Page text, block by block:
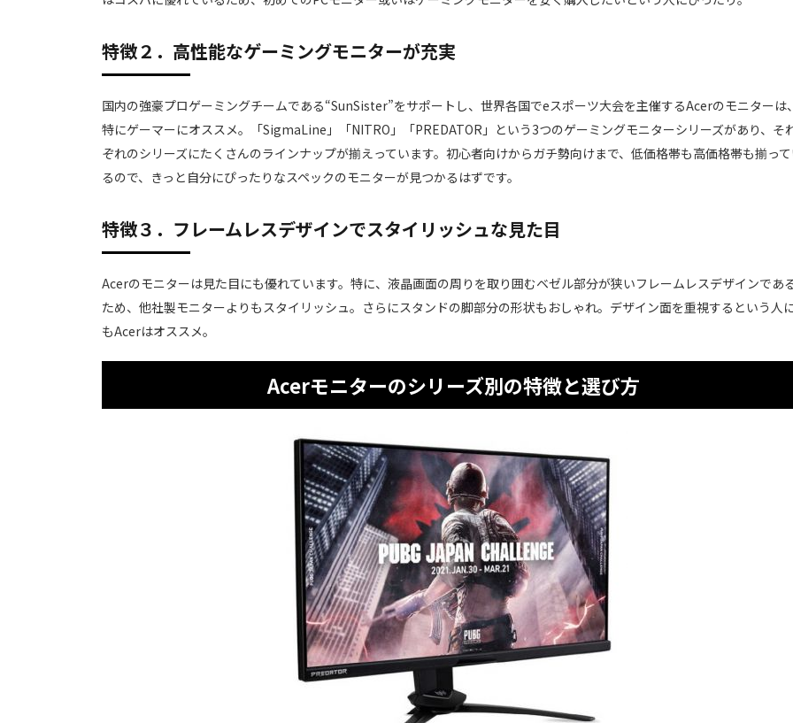
特徴２．高性能なゲーミングモニターが充実
国内の強豪プロゲーミングチームである“SunSister”をサポートし、世界各国でeスポーツ大会を主催するAcerのモニターは、
特にゲーマーにオススメ。「SigmaLine」「NITRO」「PREDATOR」という3つのゲーミングモニターシリーズがあり、そ
ぞれのシリーズにたくさんのラインナップが揃えっています。初心者向けからガチ勢向けまで、低価格帯も高価格帯も揃っ
るので、きっと自分にぴったりなスペックのモニターが見つかるはずです。
特徴３．フレームレスデザインでスタイリッシュな見た目
Acerのモニターは見た目にも優れています。特に、液晶画面の周りを取り囲むベゼル部分が狭いフレームレスデザインであ
ため、他社製モニターよりもスタイリッシュ。さらにスタンドの脚部分の形状もおしゃれ。デザイン面を重視するという人
もAcerはオススメ。
Acerモニターのシリーズ別の特徴と選び方